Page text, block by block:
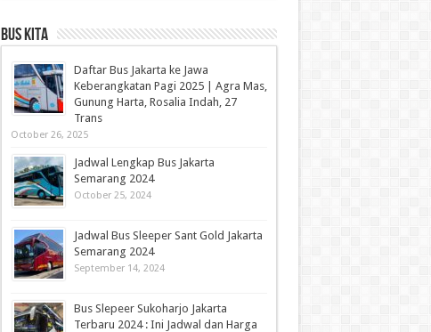
Bus Kita
Daftar Bus Jakarta ke Jawa
Keberangkatan Pagi 2025 | Agra Mas,
Gunung Harta, Rosalia Indah, 27
Trans
October 26, 2025
Jadwal Lengkap Bus Jakarta
Semarang 2024
October 25, 2024
Jadwal Bus Sleeper Sant Gold Jakarta
Semarang 2024
September 14, 2024
Bus Slepeer Sukoharjo Jakarta
Terbaru 2024 : Ini Jadwal dan Harga